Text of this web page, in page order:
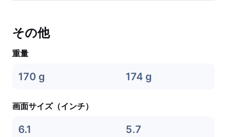
その他
重量
170 g 174 g
画面サイズ（インチ）
6.1 5.7